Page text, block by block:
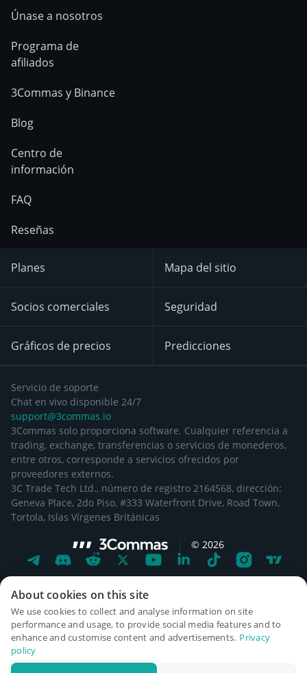
Únase a nosotros
Programa de
afiliados
3Commas y Binance
Blog
Centro de
información
FAQ
Reseñas
Planes
Socios comerciales
Gráficos de precios
Mapa del sitio
Seguridad
Predicciones
Servicio de soporte
Chat en vivo disponible 24/7
support@3commas.io
3Commas solo proporciona software. Cualquier referencia a
trading, exchange, transferencias o servicios de monederos,
entre otros, corresponde a servicios ofrecidos por
proveedores externos.
3C Trade Tech Ltd., número de registro 2164568, dirección:
Geneva Place, 2do Piso, #333 Waterfront Drive, Road Town,
Tortola, Islas Vírgenes Británicas
© 2026
About cookies on this site
We use cookies to collect and analyse information on site
performance and usage, to provide social media features and to
enhance and customise content and advertisements. Privacy
policy